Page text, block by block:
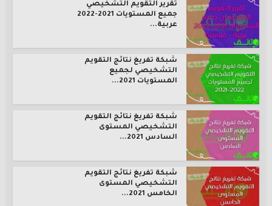
تقرير التقويم التشخيصي
جميع المستويات 2021-2022
عربية...
شبكة تفريغ نتائج التقويم
التشخيصي لجميع
المستويات 2021...
شبكة تفريغ نتائج التقويم
التشخيصي المستوى
السادس 2021...
شبكة تفريغ نتائج التقويم
التشخيصي المستوى
الخامس 2021...